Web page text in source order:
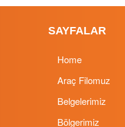
SAYFALAR
Home
Araç Filomuz
Belgelerimiz
Bölgerimiz